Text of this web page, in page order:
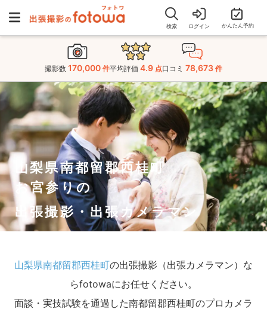
検索 ログイン かんたん予約
撮影数 170,000 件平均評価 4.9 点口コミ 78,673 件
山梨県南都留郡西桂町
お宮参りの
出張撮影・出張カメラマン
山梨県南都留郡西桂町の出張撮影（出張カメラマン）な
らfotowaにお任せください。
面談・実技試験を通過した南都留郡西桂町のプロカメラ